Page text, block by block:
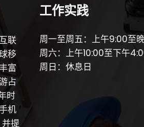
联
移
富
占
时
机
提
工作实践
周一至周五：上午9:00至
周六：上午10:00至下午
周日：休息日